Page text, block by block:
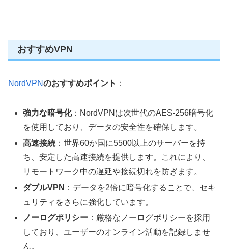
おすすめVPN
NordVPNのおすすめポイント ：
強力な暗号化：NordVPNは次世代のAES-256暗号化
を使用しており、データの安全性を確保します。
高速接続 ：世界60か国に5500以上のサーバーを持
ち、安定した高速接続を提供します。これにより、
リモートワーク中の遅延や接続切れを防ぎます。
ダブルVPN ：データを2倍に暗号化することで、セキ
ュリティをさらに強化しています。
ノーログポリシー ：厳格なノーログポリシーを採用
しており、ユーザーのオンライン活動を記録しませ
ん。